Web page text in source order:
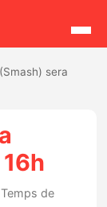
sera
de